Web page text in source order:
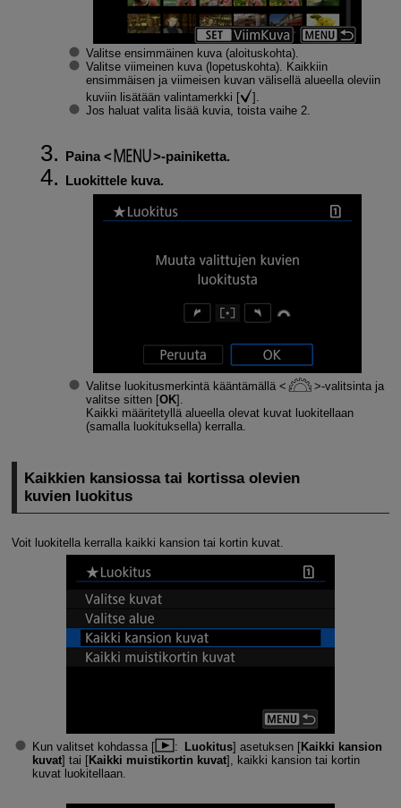
Valitse ensimmäinen kuva (aloituskohta).
Valitse viimeinen kuva (lopetuskohta). Kaikkiin
ensimmäisen ja viimeisen kuvan välisellä alueella oleviin
kuviin lisätään valintamerkki [
].
Jos haluat valita lisää kuvia, toista vaihe 2.
Paina
-painiketta.
Luokittele kuva.
Valitse luokitusmerkintä kääntämällä
-valitsinta ja
valitse sitten [OK].
Kaikki määritetyllä alueella olevat kuvat luokitellaan
(samalla luokituksella) kerralla.
Kaikkien kansiossa tai kortissa olevien
kuvien luokitus
Voit luokitella kerralla kaikki kansion tai kortin kuvat.
Kun valitset kohdassa [ : Luokitus] asetuksen [Kaikki kansion
kuvat] tai [Kaikki muistikortin kuvat], kaikki kansion tai kortin
kuvat luokitellaan.